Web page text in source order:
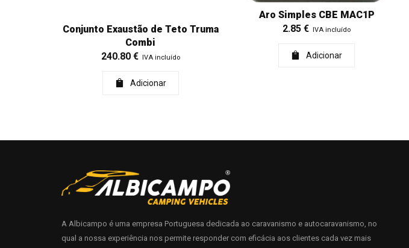
Conjunto Exaustão de Teto Truma
Combi
240.80 € IVA incluído
Adicionar
Aro Simples CBE MAC1P
2.85€ IVA incluído
Adicionar
A Albicampo é uma empresa Portuguesa dedicada ao caravanismo e autocaravanismo, no
qual a nossa experiência nos permite responder com eficácia aos clientes cada vez mais